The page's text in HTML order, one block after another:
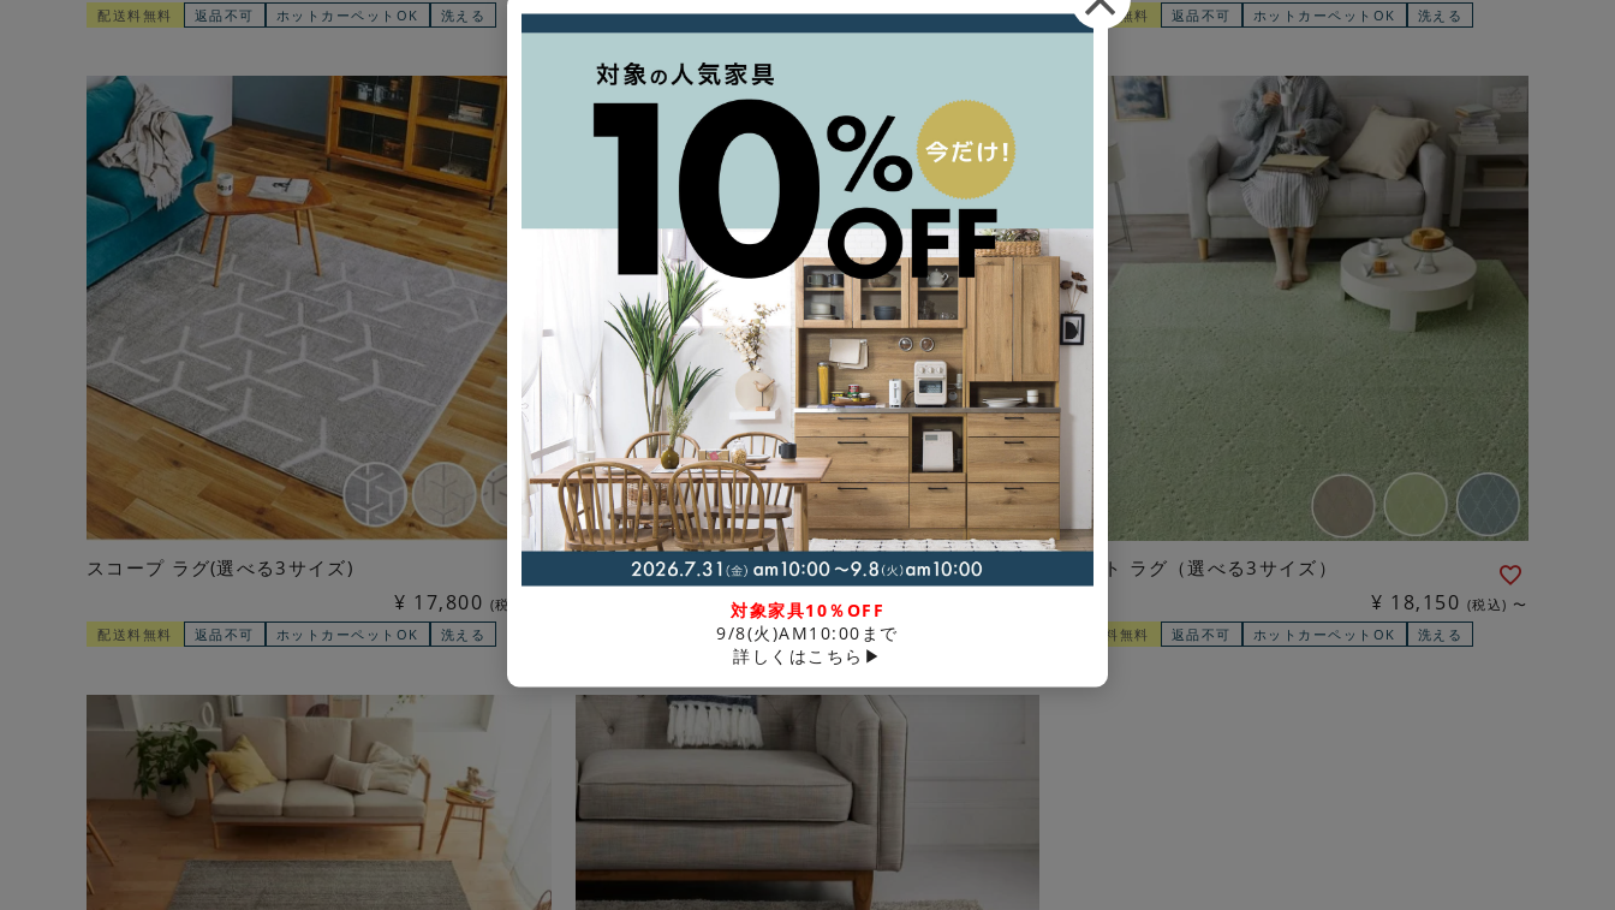
配送料無料
返品不可 ホットカーペットOK 洗える
配送料無料
返品不可 ホットカーペットOK 洗える
配送料無料
返品不可 ホットカーペットOK 洗える
スコープ ラグ(選べる3サイズ)
¥ 17,800 税込
配送料無料
返品不可 ホットカーペットOK 洗える
オセロ ラグ（選べる3サイズ）
返品不可 ホットカーペットOK
ポント ラグ（選べる3サイズ）
¥ 18,150 税込
〜
配送料無料
返品不可 ホットカーペットOK 洗える
対象家具10％OFF
9/8(火)AM10:00まで
詳しくはこちら▶